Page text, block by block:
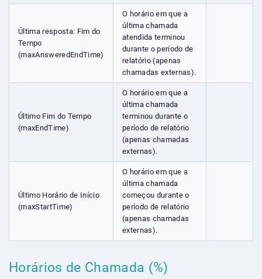
Última resposta: Fim do
Tempo
(maxAnsweredEndTime)
O horário em que a
última chamada
atendida terminou
durante o período de
relatório (apenas
chamadas externas).
Último Fim do Tempo
(maxEndTime)
O horário em que a
última chamada
terminou durante o
período de relatório
(apenas chamadas
externas).
Último Horário de Início
(maxStartTime)
O horário em que a
última chamada
começou durante o
período de relatório
(apenas chamadas
externas).
Horários de Chamada (%)